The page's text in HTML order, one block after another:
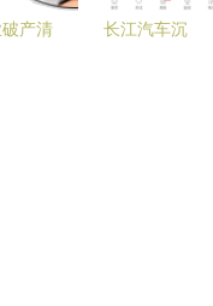
供帮助。
产清
长江汽车沉